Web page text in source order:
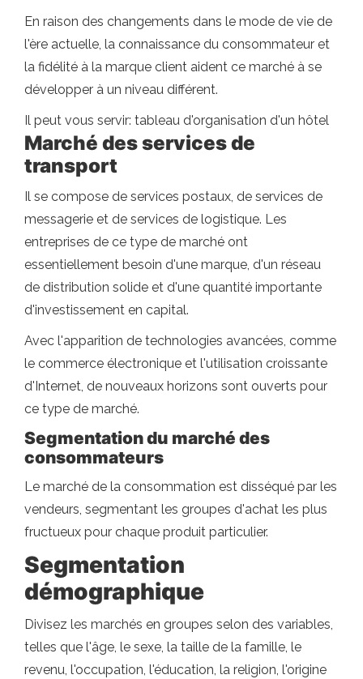
En raison des changements dans le mode de vie de
l'ère actuelle, la connaissance du consommateur et
la fidélité à la marque client aident ce marché à se
développer à un niveau différent.
Il peut vous servir: tableau d'organisation d'un hôtel
Marché des services de
transport
Il se compose de services postaux, de services de
messagerie et de services de logistique. Les
entreprises de ce type de marché ont
essentiellement besoin d'une marque, d'un réseau
de distribution solide et d'une quantité importante
d'investissement en capital.
Avec l'apparition de technologies avancées, comme
le commerce électronique et l'utilisation croissante
d'Internet, de nouveaux horizons sont ouverts pour
ce type de marché.
Segmentation du marché des
consommateurs
Le marché de la consommation est disséqué par les
vendeurs, segmentant les groupes d'achat les plus
fructueux pour chaque produit particulier.
Segmentation
démographique
Divisez les marchés en groupes selon des variables,
telles que l'âge, le sexe, la taille de la famille, le
revenu, l'occupation, l'éducation, la religion, l'origine